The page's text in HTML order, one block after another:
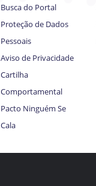
Busca do Portal
Proteção de Dados
Pessoais
Aviso de Privacidade
Cartilha
Comportamental
Pacto Ninguém Se
Cala